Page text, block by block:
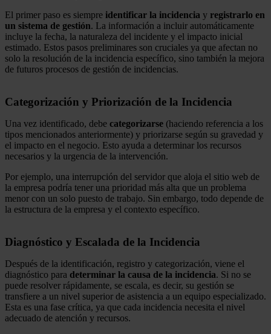
El primer paso es siempre identificar la incidencia y registrarlo en
un sistema de gestión. La información a incluir automáticamente
incluye la fecha, la naturaleza del incidente y el impacto inicial
estimado. Estos pasos preliminares son cruciales ya que afectan no
solo la resolución de la incidencia específico, sino también la mejora
de futuros procesos de gestión de incidencias.
Categorización y Priorización de la Incidencia
Una vez identificado, debe categorizarse (haciendo referencia a los
tipos mencionados anteriormente) y priorizarse según su gravedad y
el impacto en el negocio. Esto ayuda a determinar los recursos
necesarios y la urgencia de la intervención.
Por ejemplo, una interrupción del servidor que aloja el sitio web de
la empresa podría tener una prioridad más alta que un problema
menor con un solo puesto de trabajo. Sin embargo, todo depende de
la estructura de la empresa y el contexto específico.
Diagnóstico y Escalada de la Incidencia
Después de la identificación, registro y categorización, viene el
diagnóstico para determinar la causa de la incidencia. Si no se
puede resolver rápidamente, se escala, es decir, su gestión se
transfiere a un nivel superior de asistencia a un equipo especializado.
Esta es una fase crítica, ya que cada incidencia necesita el nivel
adecuado de atención y recursos.